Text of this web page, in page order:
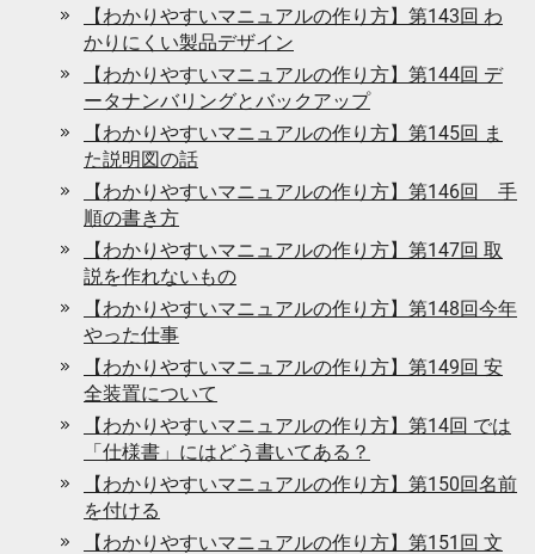
【わかりやすいマニュアルの作り方】第143回 わ
かりにくい製品デザイン
【わかりやすいマニュアルの作り方】第144回 デ
ータナンバリングとバックアップ
【わかりやすいマニュアルの作り方】第145回 ま
た説明図の話
【わかりやすいマニュアルの作り方】第146回 手
順の書き方
【わかりやすいマニュアルの作り方】第147回 取
説を作れないもの
【わかりやすいマニュアルの作り方】第148回今年
やった仕事
【わかりやすいマニュアルの作り方】第149回 安
全装置について
【わかりやすいマニュアルの作り方】第14回 では
「仕様書」にはどう書いてある？
【わかりやすいマニュアルの作り方】第150回名前
を付ける
【わかりやすいマニュアルの作り方】第151回 文